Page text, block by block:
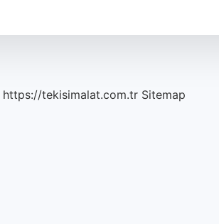
https://tekisimalat.com.tr Sitemap